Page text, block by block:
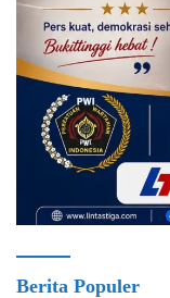
Berita Populer